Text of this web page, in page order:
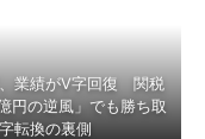
業績がV字回復 関税
円の逆風」でも勝ち取
転換の裏側